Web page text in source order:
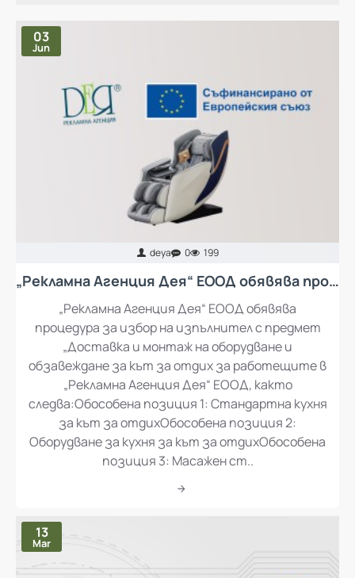
03
Jun
deya 0 199
„Рекламна Агенция Дея“ ЕООД обявява процедура за избор на изпълнител с предмет „Доставка и монтаж на оборудване и обзавеждане за кът за отдих за работещите в „Рекламна Агенция Дея“ ЕООД
„Рекламна Агенция Дея“ ЕООД обявява
процедура за избор на изпълнител с предмет
„Доставка и монтаж на оборудване и
обзавеждане за кът за отдих за работещите в
„Рекламна Агенция Дея“ ЕООД, както
следва:Обособена позиция 1: Стандартна кухня
за кът за отдихОбособена позиция 2:
Оборудване за кухня за кът за отдихОбособена
позиция 3: Масажен ст..
13
Mar